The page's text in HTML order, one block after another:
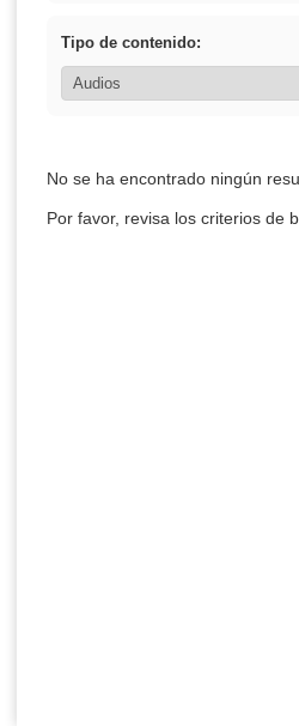
Tipo de contenido:
No se ha encontrado ningún
Por favor, revisa los criterios de